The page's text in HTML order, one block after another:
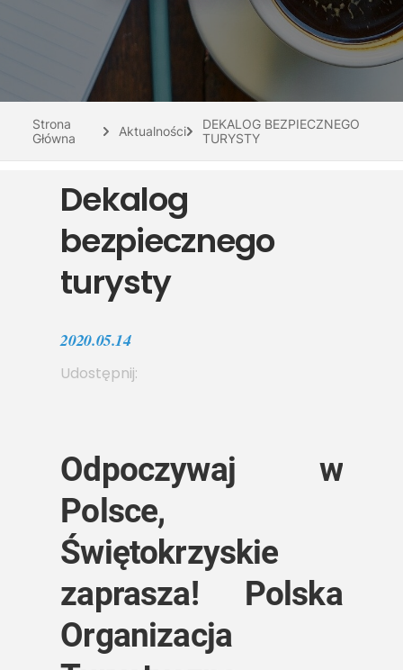
Do pobrania
Interaktywna mapa
Strona
Główna
Aktualności
DEKALOG BEZPIECZNEGO
TURYSTY
Dekalog
bezpiecznego
turysty
2020.05.14
Udostępnij:
Odpoczywaj w
Polsce,
Świętokrzyskie
zaprasza! Polska
Organizacja